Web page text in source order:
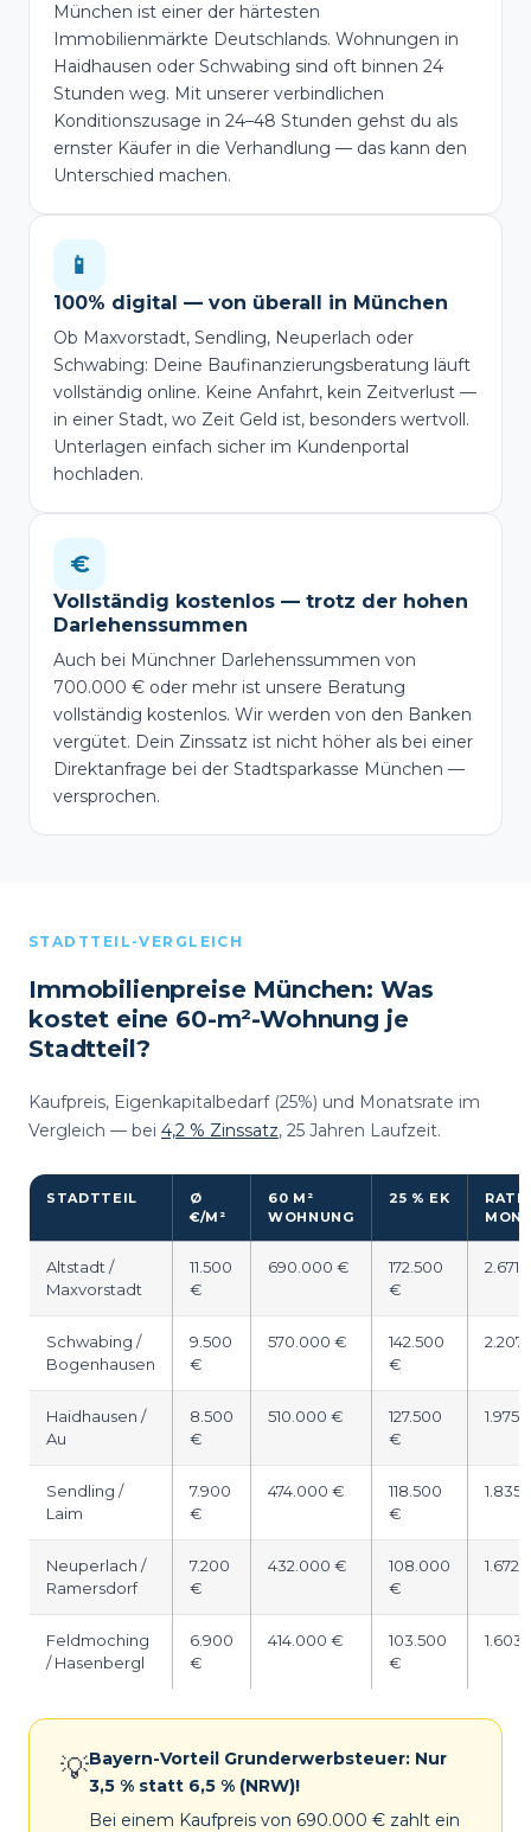
München ist einer der härtesten
Immobilienmärkte Deutschlands. Wohnungen in
Haidhausen oder Schwabing sind oft binnen 24
Stunden weg. Mit unserer verbindlichen
Konditionszusage in 24–48 Stunden gehst du als
ernster Käufer in die Verhandlung — das kann den
Unterschied machen.
📱
100% digital — von überall in München
Ob Maxvorstadt, Sendling, Neuperlach oder
Schwabing: Deine Baufinanzierungsberatung läuft
vollständig online. Keine Anfahrt, kein Zeitverlust —
in einer Stadt, wo Zeit Geld ist, besonders wertvoll.
Unterlagen einfach sicher im Kundenportal
hochladen.
€
Vollständig kostenlos — trotz der hohen
Darlehenssummen
Auch bei Münchner Darlehenssummen von
700.000 € oder mehr ist unsere Beratung
vollständig kostenlos. Wir werden von den Banken
vergütet. Dein Zinssatz ist nicht höher als bei einer
Direktanfrage bei der Stadtsparkasse München —
versprochen.
STADTTEIL-VERGLEICH
Immobilienpreise München: Was
kostet eine 60-m²-Wohnung je
Stadtteil?
Kaufpreis, Eigenkapitalbedarf (25%) und Monatsrate im
Vergleich — bei 4,2 % Zinssatz, 25 Jahren Laufzeit.
STADTTEIL
Ø
€/M²
60 M²
WOHNUNG
25 % EK
RATE
Altstadt /
Maxvorstadt
11.500
€
690.000 €
172.500
€
2.671
Schwabing /
Bogenhausen
9.500
€
570.000 €
142.500
€
2.207
Haidhausen /
Au
8.500
€
510.000 €
127.500
€
1.975
Sendling /
Laim
7.900
€
474.000 €
118.500
€
1.835
Neuperlach /
Ramersdorf
7.200
€
432.000 €
108.000
€
1.672
Feldmoching
/ Hasenbergl
6.900
€
414.000 €
103.500
€
1.603
💡Bayern-Vorteil Grunderwerbsteuer: Nur
3,5 % statt 6,5 % (NRW)!
Bei einem Kaufpreis von 690.000 € zahlt ein